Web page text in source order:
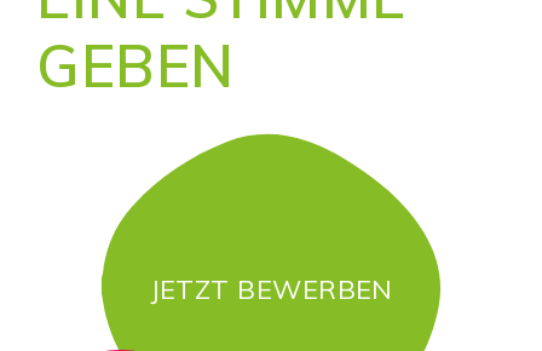
GEBEN
JETZT BEWERBEN